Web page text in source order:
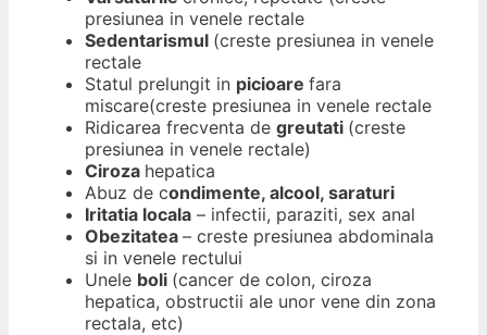
presiunea in venele rectale
Sedentarismul (creste presiunea in venele
rectale
Statul prelungit in picioare fara
miscare(creste presiunea in venele rectale
Ridicarea frecventa de greutati (creste
presiunea in venele rectale)
Ciroza hepatica
Abuz de condimente, alcool, saraturi
Iritatia locala – infectii, paraziti, sex anal
Obezitatea – creste presiunea abdominala
si in venele rectului
Unele boli (cancer de colon, ciroza
hepatica, obstructii ale unor vene din zona
rectala, etc)